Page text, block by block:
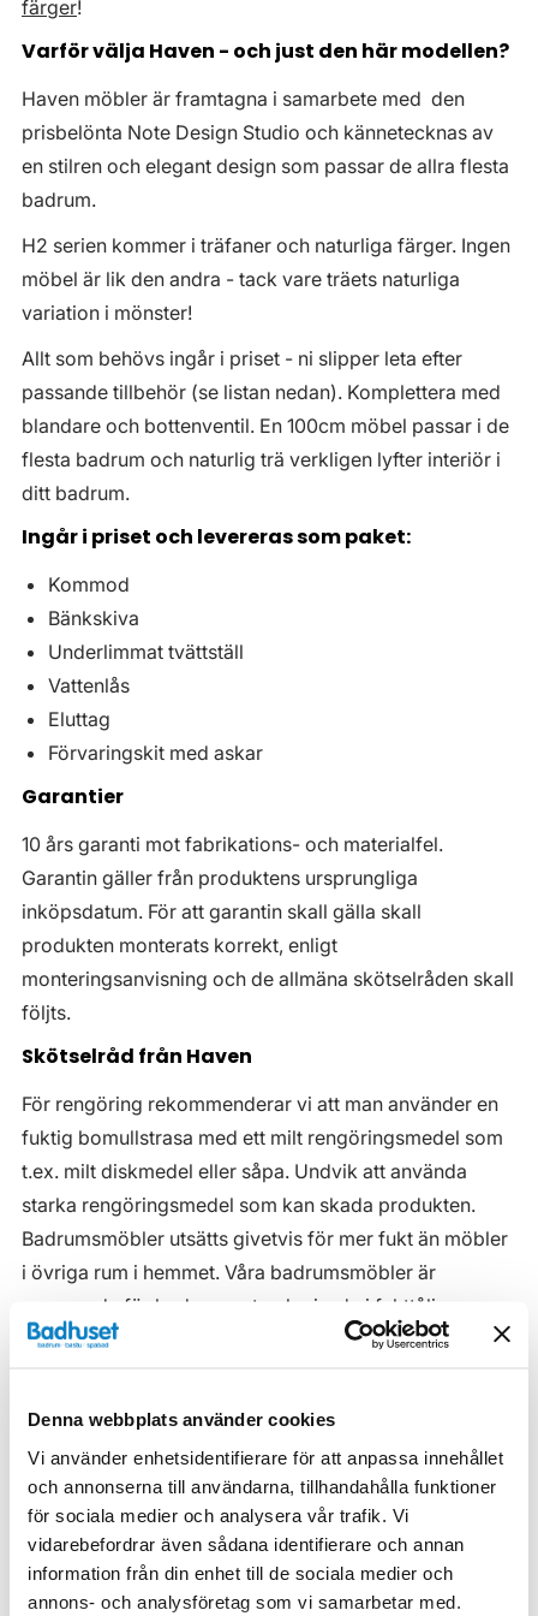
Denna webbplats använder cookies
Vi använder enhetsidentifierare för att anpassa innehållet
och annonserna till användarna, tillhandahålla funktioner
för sociala medier och analysera vår trafik. Vi
vidarebefordrar även sådana identifierare och annan
information från din enhet till de sociala medier och
annons- och analysföretag som vi samarbetar med.
färger!
Varför välja Haven - och just den här modellen?
Haven möbler är framtagna i samarbete med den
prisbelönta Note Design Studio och kännetecknas av
en stilren och elegant design som passar de allra flesta
badrum.
H2 serien kommer i träfaner och naturliga färger. Ingen
möbel är lik den andra - tack vare träets naturliga
variation i mönster!
Allt som behövs ingår i priset - ni slipper leta efter
passande tillbehör (se listan nedan). Komplettera med
blandare och bottenventil. En 100cm möbel passar i de
flesta badrum och naturlig trä verkligen lyfter interiör i
ditt badrum.
Ingår i priset och levereras som paket:
Kommod
Bänkskiva
Underlimmat tvättställ
Vattenlås
Eluttag
Förvaringskit med askar
Garantier
10 års garanti mot fabrikations- och materialfel.
Garantin gäller från produktens ursprungliga
inköpsdatum. För att garantin skall gälla skall
produkten monterats korrekt, enligt
monteringsanvisning och de allmäna skötselråden skall
följts.
Skötselråd från Haven
För rengöring rekommenderar vi att man använder en
fuktig bomullstrasa med ett milt rengöringsmedel som
t.ex. milt diskmedel eller såpa. Undvik att använda
starka rengöringsmedel som kan skada produkten.
Badrumsmöbler utsätts givetvis för mer fukt än möbler
i övriga rum i hemmet. Våra badrumsmöbler är
anpassade för badrummet och gjorda i fukttåliga
material. Men även om våra badrumsmöbler är det, ska
luftfuktighet.
Tänk på att se till att ventilationen är god och att
möblerna placeras på ett sådant avstånd från
badkar/dusch att vatten inte kan skvätta direkt på
möbeln. Blöta fläckar, även vanligt vatten, torkas upp
så snart som möjligt.